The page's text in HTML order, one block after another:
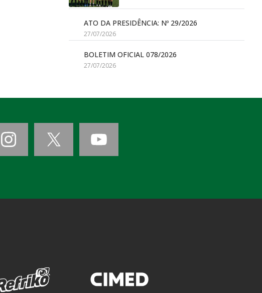
ATO DA PRESIDÊNCIA: Nº 29/2026
27/07/2026
BOLETIM OFICIAL 078/2026
27/07/2026